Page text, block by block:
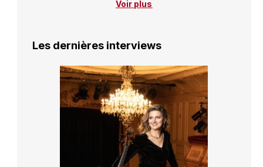
Voir plus
Les dernières interviews